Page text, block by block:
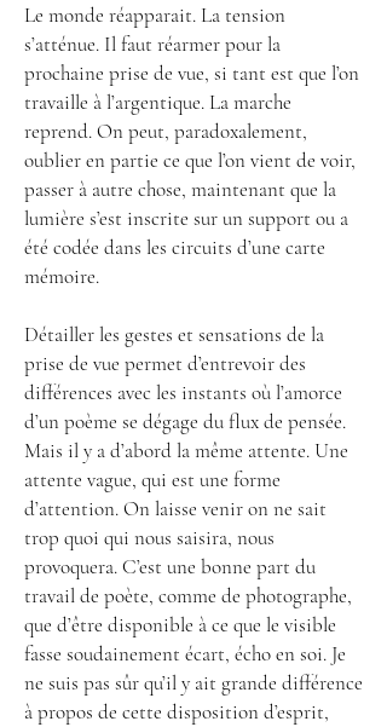
Le monde réapparait. La tension
s’atténue. Il faut réarmer pour la
prochaine prise de vue, si tant est que l’on
travaille à l’argentique. La marche
reprend. On peut, paradoxalement,
oublier en partie ce que l’on vient de voir,
passer à autre chose, maintenant que la
lumière s’est inscrite sur un support ou a
été codée dans les circuits d’une carte
mémoire.
Détailler les gestes et sensations de la
prise de vue permet d’entrevoir des
différences avec les instants où l’amorce
d’un poème se dégage du flux de pensée.
Mais il y a d’abord la même attente. Une
attente vague, qui est une forme
d’attention. On laisse venir on ne sait
trop quoi qui nous saisira, nous
provoquera. C’est une bonne part du
travail de poète, comme de photographe,
que d’être disponible à ce que le visible
fasse soudainement écart, écho en soi. Je
ne suis pas sûr qu’il y ait grande différence
à propos de cette disposition d’esprit,